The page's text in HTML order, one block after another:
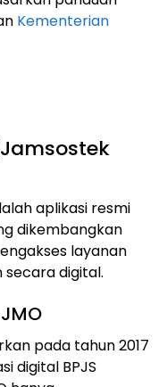
Kementerian
aplikasi resmi
dikembangkan
layanan
secara digital.
pada tahun 2017
digital BPJS